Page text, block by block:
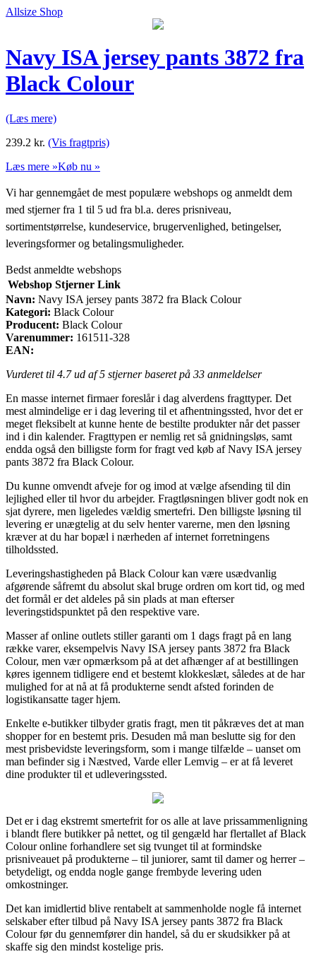
Allsize Shop
Navy ISA jersey pants 3872 fra
Black Colour
(Læs mere)
239.2 kr. (Vis fragtpris)
Læs mere »Køb nu »
Vi har gennemgået de mest populære webshops og anmeldt dem
med stjerner fra 1 til 5 ud fra bl.a. deres prisniveau,
sortimentstørrelse, kundeservice, brugervenlighed, betingelser,
leveringsformer og betalingsmuligheder.
Bedst anmeldte webshops
Webshop Stjerner Link
Navn: Navy ISA jersey pants 3872 fra Black Colour
Kategori: Black Colour
Producent: Black Colour
Varenummer: 161511-328
EAN:
Vurderet til 4.7ud af 5 stjerner baseret på 33 anmeldelser
En masse internet firmaer foreslår i dag alverdens fragttyper. Det
mest almindelige er i dag levering til et afhentningssted, hvor det er
meget fleksibelt at kunne hente de bestilte produkter når det passer
ind i din kalender. Fragttypen er nemlig ret så gnidningsløs, samt
endda også den billigste form for fragt ved køb af Navy ISA jersey
pants 3872 fra Black Colour.
Du kunne omvendt afveje for og imod at vælge afsending til din
lejlighed eller til hvor du arbejder. Fragtløsningen bliver godt nok en
sjat dyrere, men ligeledes vældig smertefri. Den billigste løsning til
levering er unægtelig at du selv henter varerne, men den løsning
kræver at du har bopæl i nærheden af internet forretningens
tilholdssted.
Leveringshastigheden på Black Colour kan være usædvanlig
afgørende såfremt du absolut skal bruge ordren om kort tid, og med
det formål er det aldeles på sin plads at man efterser
leveringstidspunktet på den respektive vare.
Masser af online outlets stiller garanti om 1 dags fragt på en lang
række varer, eksempelvis Navy ISA jersey pants 3872 fra Black
Colour, men vær opmærksom på at det afhænger af at bestillingen
køres igennem tidligere end et bestemt klokkeslæt, således at de har
mulighed for at nå at få produkterne sendt afsted forinden de
logistikansatte tager hjem.
Enkelte e-butikker tilbyder gratis fragt, men tit påkræves det at man
shopper for en bestemt pris. Desuden må man beslutte sig for den
mest prisbevidste leveringsform, som i mange tilfælde – uanset om
man befinder sig i Næstved, Varde eller Lemvig – er at få leveret
dine produkter til et udleveringssted.
Det er i dag ekstremt smertefrit for os alle at lave prissammenligning
i blandt flere butikker på nettet, og til gengæld har flertallet af Black
Colour online forhandlere set sig tvunget til at formindske
prisniveauet på produkterne – til juniorer, samt til damer og herrer –
betydeligt, og endda nogle gange frembyde levering uden
omkostninger.
Det kan imidlertid blive rentabelt at sammenholde nogle få internet
selskaber efter tilbud på Navy ISA jersey pants 3872 fra Black
Colour før du gennemfører din handel, så du er skudsikker på at
skaffe sig den mindst kostelige pris.